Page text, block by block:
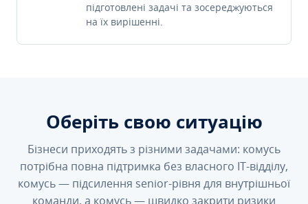
підготовлені задачі та зосереджуються
на їх вирішенні.
Оберіть свою ситуацію
Бізнеси приходять з різними задачами: комусь
потрібна повна підтримка без власного IT-відділу,
комусь — підсилення senior-рівня для внутрішньої
команди, а комусь — швидко закрити ризики